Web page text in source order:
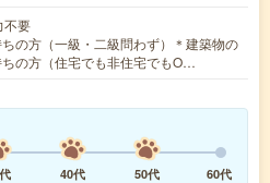
不要
の方（一級・二級問わず）＊建築物の
の方（住宅でも非住宅でもO…
40代 50代
60代